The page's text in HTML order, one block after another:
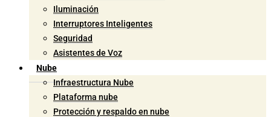
Iluminación
Interruptores Inteligentes
Seguridad
Asistentes de Voz
Nube
Infraestructura Nube
Plataforma nube
Protección y respaldo en nube